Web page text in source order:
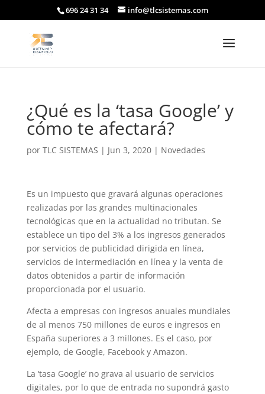
696 24 31 34 info@tlcsistemas.com
¿Qué es la ‘tasa Google’ y
cómo te afectará?
por TLC SISTEMAS | Jun 3, 2020| Novedades
Es un impuesto que gravará algunas operaciones
realizadas por las grandes multinacionales
tecnológicas que en la actualidad no tributan. Se
establece un tipo del 3% a los ingresos generados
por servicios de publicidad dirigida en línea,
servicios de intermediación en línea y la venta de
datos obtenidos a partir de información
proporcionada por el usuario.
Afecta a empresas con ingresos anuales mundiales
de al menos 750 millones de euros e ingresos en
España superiores a 3 millones. Es el caso, por
ejemplo, de Google, Facebook y Amazon.
La ‘tasa Google’ no grava al usuario de servicios
digitales, por lo que de entrada no supondrá gasto